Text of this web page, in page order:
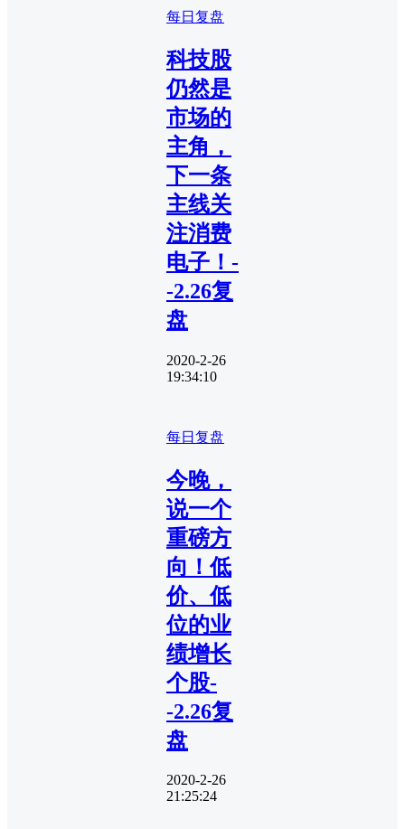
每日复盘
科技股
仍然是
市场的
主角，
下一条
主线关
注消费
电子！-
-2.26复
盘
2020-2-26
19:34:10
每日复盘
今晚，
说一个
重磅方
向！低
价、低
位的业
绩增长
个股-
-2.26复
盘
2020-2-26
21:25:24